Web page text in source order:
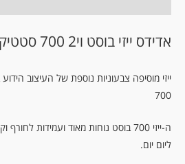
אדידס ייזי בוסט וי2 700 סטטיק
ייזי מוסיפה צבעוניות נוספת של העיצוב
700
ה-ייזי 700 בוסט נוחות מאוד ועמידות
ליום יום.